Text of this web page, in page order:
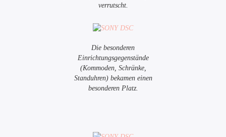
verrutscht.
Die besonderen
Einrichtungsgegenstände
(Kommoden, Schränke,
Standuhren) bekamen einen
besonderen Platz.